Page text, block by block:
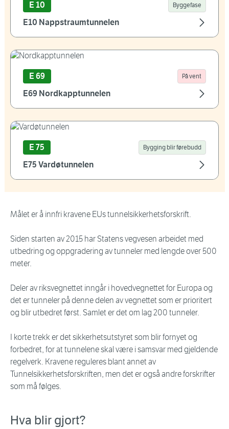
E 10 Byggefase
E10 Nappstraumtunnelen
E 69 På vent
E69 Nordkapptunnelen
E 75 Bygging blir førebudd
E75 Vardøtunnelen
Målet er å innfri kravene EUs tunnelsikkerhetsforskrift.
Siden starten av 2015 har Statens vegvesen arbeidet med
utbedring og oppgradering av tunneler med lengde over 500
meter.
Deler av riksvegnettet inngår i hovedvegnettet for Europa og
det er tunneler på denne delen av vegnettet som er prioritert
og blir utbedret først. Samlet er det om lag 200 tunneler.
I korte trekk er det sikkerhetsutstyret som blir fornyet og
forbedret, for at tunnelene skal være i samsvar med gjeldende
regelverk. Kravene reguleres blant annet av
Tunnelsikkerhetsforskriften, men det er også andre forskrifter
som må følges.
Hva blir gjort?